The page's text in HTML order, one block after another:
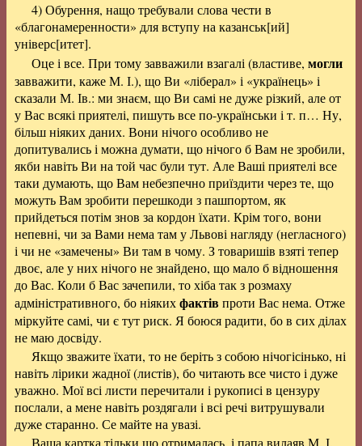
4) Обурення, нащо требували слова чести в
«благонамеренности» для вступу на казанськ[ий]
універс[итет].
Оце і все. При тому завважили взагалі (властиве, могли
завважити, каже М. І.), що Ви «ліберал» і «українець» і
сказали М. Ів.: ми знаєм, що Ви самі не дуже різкий, але от
у Вас всякі приятелі, пишуть все по-українськи і т. п… Ну,
більш ніяких даних. Вони нічого особливо не
допитувались і можна думати, що нічого б Вам не зробили,
якби навіть Ви на той час були тут. Але Ваші приятелі все
таки думають, що Вам небезпечно приїздити через те, що
можуть Вам зробити перешкоди з пашпортом, як
прийдеться потім знов за кордон їхати. Крім того, вони
непевні, чи за Вами нема там у Львові нагляду (негласного)
і чи не «замечены» Ви там в чому. З товаришів взяті тепер
двоє, але у них нічого не знайдено, що мало б відношення
до Вас. Коли б Вас зачепили, то хіба так з розмаху
адміністративного, бо ніякихфактівпроти Вас нема. Отже
міркуйте самі, чи є тут риск. Я боюся радити, бо в сих ділах
не маю досвіду.
Якщо зважите їхати, то не беріть з собою нічогісінько, ні
навіть лірики жадної (листів), бо читають все чисто і дуже
уважно. Мої всі листи перечитали і рукописі в цензуру
послали, а мене навіть роздягали і всі речі витрушували
дуже старанно. Се майте на увазі.
Ваша картка тільки що отрималась, і папа вилаяв М. І.